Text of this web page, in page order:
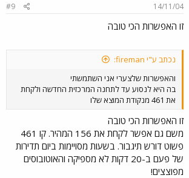
14/11/04
#9
זו האפשרות הכי טובה
נכתב ע"י fireman:
והאפשרות שלצערי אני השתמשתי
בה היא לנסוע עד לתחנה המרכזית החדשה ולקחת
את 461 מנקודת המוצא שלו
זו האפשרות הכי טובה
משם גם אפשר לקחת את 156 המהיר. קו 461
פשוט דורש תיגבור. בשעות מסויימות ביום תדירות
של פעם ב-20 דקות לא מספיקה והאוטובוסים
מפוצצים!